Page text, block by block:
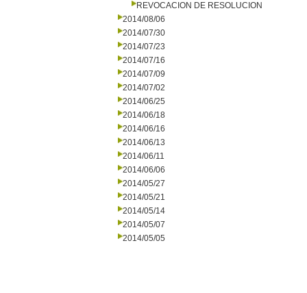
REVOCACION DE RESOLUCION
2014/08/06
2014/07/30
2014/07/23
2014/07/16
2014/07/09
2014/07/02
2014/06/25
2014/06/18
2014/06/16
2014/06/13
2014/06/11
2014/06/06
2014/05/27
2014/05/21
2014/05/14
2014/05/07
2014/05/05